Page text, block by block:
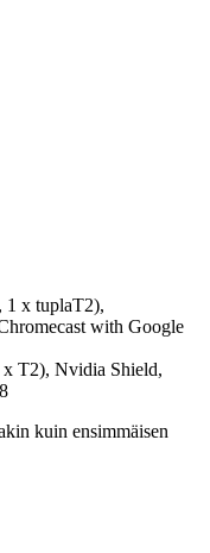
1 x tuplaT2),
with Google
T2), Nvidia Shield,
kuin ensimmäisen